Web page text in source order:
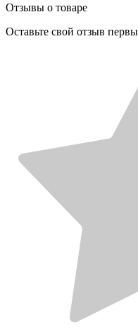
Отзывы о товаре
Оставьте свой отзыв